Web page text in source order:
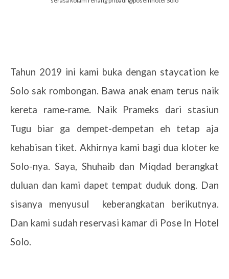
Tahun 2019 ini kami buka dengan staycation ke
Solo sak rombongan. Bawa anak enam terus naik
kereta rame-rame. Naik Prameks dari stasiun
Tugu biar ga dempet-dempetan eh tetap aja
kehabisan tiket. Akhirnya kami bagi dua kloter ke
Solo-nya. Saya, Shuhaib dan Miqdad berangkat
duluan dan kami dapet tempat duduk dong. Dan
sisanya menyusul
keberangkatan berikutnya.
Dan kami sudah reservasi kamar di Pose In Hotel
Solo.